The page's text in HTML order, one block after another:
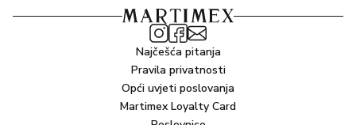
Najčešća pitanja
Pravila privatnosti
Opći uvjeti poslovanja
Martimex Loyalty Card